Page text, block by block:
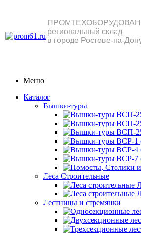
региональный склад
в городе Ростове-на-
Меню
Каталог
Вышки-туры
Леса Строительные
Лестницы и стремянки